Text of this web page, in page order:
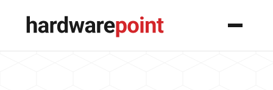
Menü